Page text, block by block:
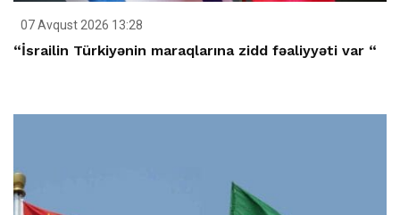
07 Avqust 2026 13:28
“İsrailin Türkiyənin maraqlarına zidd fəaliyyəti var “